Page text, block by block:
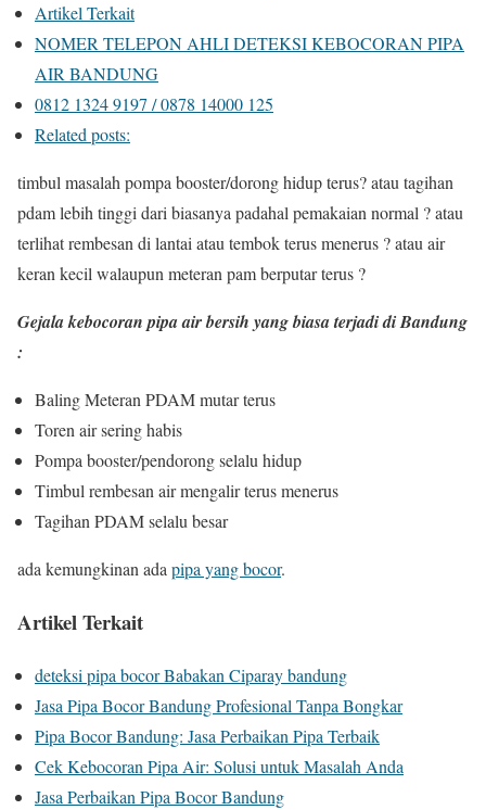
Artikel Terkait
NOMER TELEPON AHLI DETEKSI KEBOCORAN PIPA
AIR BANDUNG
0812 1324 9197 / 0878 14000 125
Related posts:
timbul masalah pompa booster/dorong hidup terus? atau tagihan
pdam lebih tinggi dari biasanya padahal pemakaian normal ? atau
terlihat rembesan di lantai atau tembok terus menerus ? atau air
keran kecil walaupun meteran pam berputar terus ?
Gejala kebocoran pipa air bersih yang biasa terjadi di Bandung
:
Baling Meteran PDAM mutar terus
Toren air sering habis
Pompa booster/pendorong selalu hidup
Timbul rembesan air mengalir terus menerus
Tagihan PDAM selalu besar
ada kemungkinan adapipa yang bocor.
Artikel Terkait
deteksi pipa bocor Babakan Ciparay bandung
Jasa Pipa Bocor Bandung Profesional Tanpa Bongkar
Pipa Bocor Bandung: Jasa Perbaikan Pipa Terbaik
Cek Kebocoran Pipa Air: Solusi untuk Masalah Anda
Jasa Perbaikan Pipa Bocor Bandung